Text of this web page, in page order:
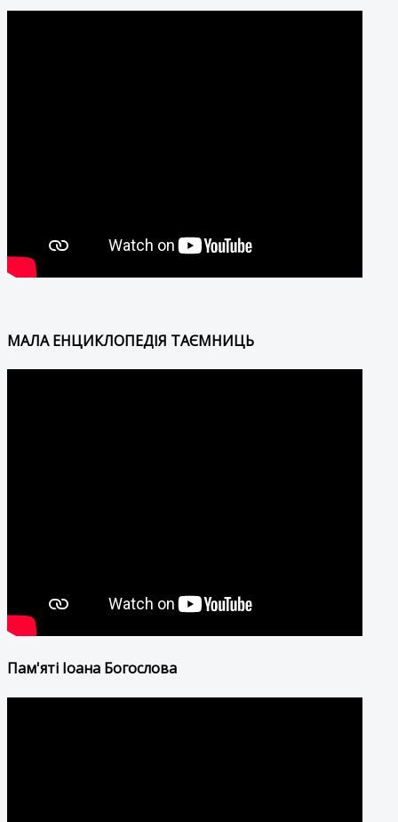
МАЛА ЕНЦИКЛОПЕДІЯ ТАЄМНИЦЬ
Пам'яті Іоана Богослова